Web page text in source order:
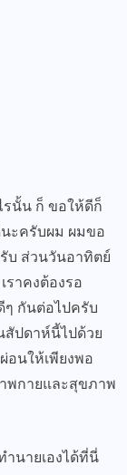
รนั้น ก็ ขอให้ดีก็
ะครับผม ผมขอ
ส่วนวันอาทิตย์
ราคงต้องรอ
กันต่อไปครับ
สัปดาห์นี้ไปด้วย
อนให้เพียงพอ
พกายและสุขภาพ
นายเองได้ที่นี่